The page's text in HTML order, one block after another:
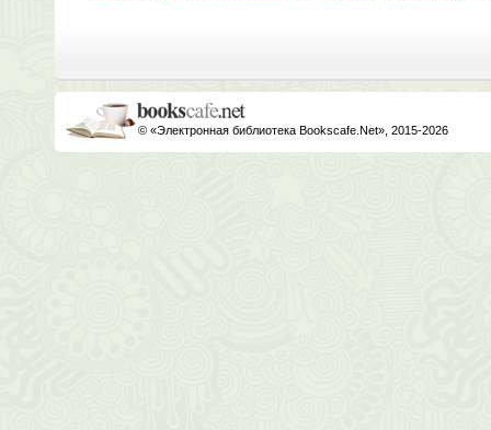
© «Электронная библиотека Bookscafe.Net», 2015-2026